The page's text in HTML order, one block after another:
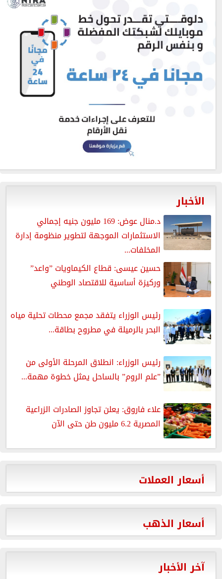
الأخبار
د.منال عوض: 169 مليون جنيه إجمالي
الاستثمارات الموجهة لتطوير منظومة إدارة
المخلفات...
حسين عيسى: قطاع الكيماويات ”واعد”
وركيزة أساسية للاقتصاد الوطني
رئيس الوزراء يتفقد مجمع محطات تحلية مياه
البحر بالرميلة في مطروح بطاقة...
رئيس الوزراء: انطلاق المرحلة الأولى من
”علم الروم” بالساحل يمثل خطوة مهمة...
علاء فاروق: يعلن تجاوز الصادرات الزراعية
المصرية 6.2 مليون طن حتى الآن
أسعار العملات
أسعار الذهب
آخر الأخبار